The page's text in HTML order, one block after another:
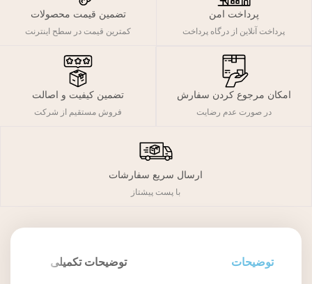
پرداخت امن
پرداخت آنلاین از درگاه پرداخت
تضمین قیمت محصولات
کمترین قیمت در سطح اینترنت
امکان مرجوع کردن سفارش
در صورت عدم رضایت
تضمین کیفیت و اصالت
فروش مستقیم از شرکت
ارسال سریع سفارشات
با پست پیشتاز
توضیحات توضیحات تکمیلی